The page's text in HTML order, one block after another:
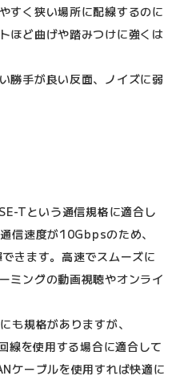
すく狭い場所に配線するのに
ほど曲げや踏みつけに強くは
勝手が良い反面、ノイズに弱
Tという通信規格に適合し
信速度が10Gbpsのため、
きます。高速でスムーズに
ミングの動画視聴やオンライ
も規格がありますが、
を使用する場合に適合して
ケーブルを使用すれば快適に